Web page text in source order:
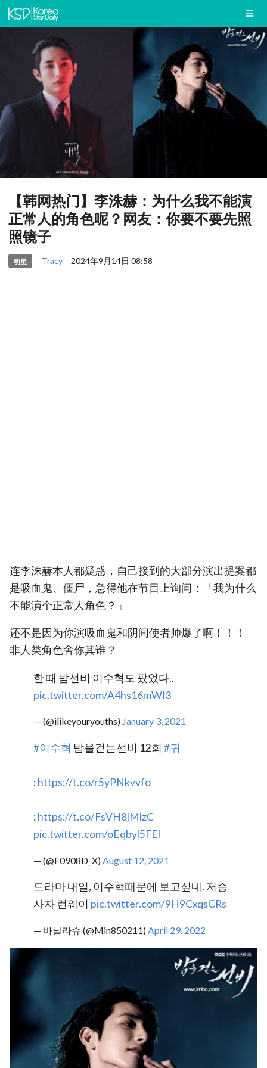
【韩网热门】李洙赫：为什么我不能演
正常人的角色呢？网友：你要不要先照
照镜子
明星 Tracy 2024年9月14日 08:58
连李洙赫本人都疑惑，自己接到的大部分演出提案都
是吸血鬼、僵尸，急得他在节目上询问：「我为什么
不能演个正常人角色？」
还不是因为你演吸血鬼和阴间使者帅爆了啊！！！
非人类角色舍你其谁？
한 때 밤선비 이수혁도 팠었다..
pic.twitter.com/A4hs16mWI3
— (@ilikeyouryouths) January 3, 2021
#이수혁 밤을걷는선비 12회 #귀
:https://t.co/r5yPNkvvfo
:https://t.co/FsVH8jMlzC
pic.twitter.com/oEqbyl5FEl
— (@F0908D_X) August 12, 2021
드라마 내일, 이수혁때문에 보고싶네. 저승
사자 런웨이 pic.twitter.com/9H9CxqsCRs
— 바닐라슈 (@Min850211) April 29, 2022